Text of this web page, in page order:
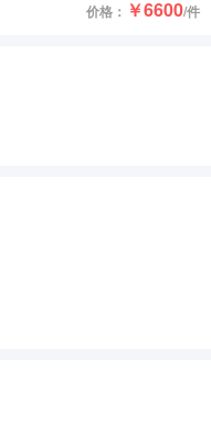
价格： ￥6600/件